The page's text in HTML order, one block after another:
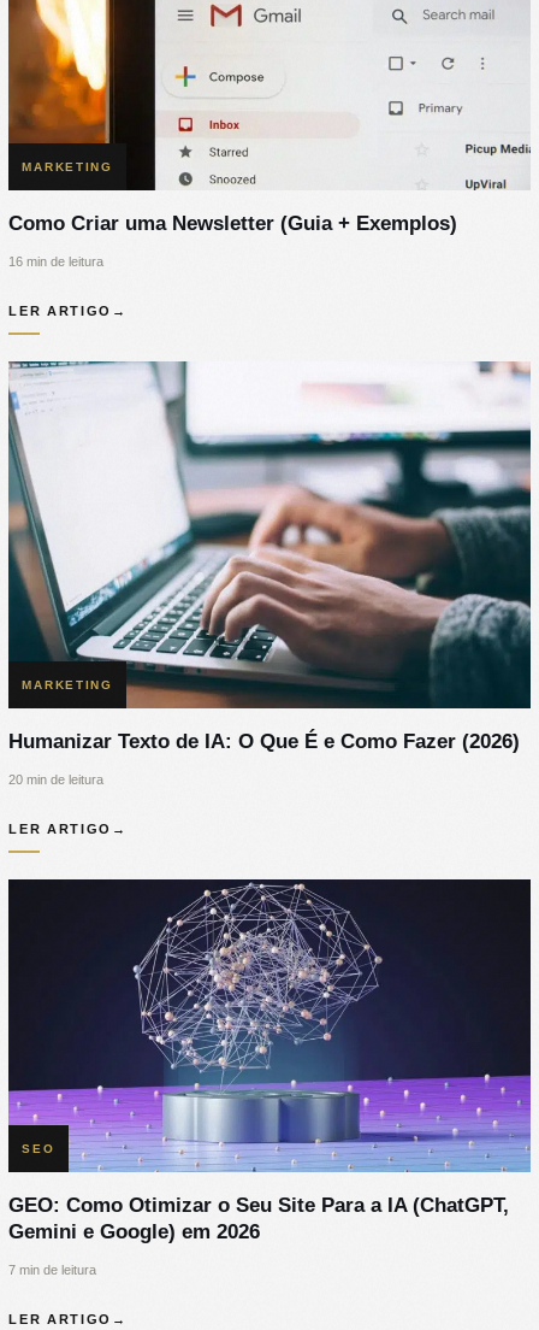
MARKETING
Como Criar uma Newsletter (Guia + Exemplos)
16 min de leitura
LER ARTIGO →
MARKETING
Humanizar Texto de IA: O Que É e Como Fazer (2026)
20 min de leitura
LER ARTIGO →
SEO
GEO: Como Otimizar o Seu Site Para a IA (ChatGPT,
Gemini e Google) em 2026
7 min de leitura
LER ARTIGO →